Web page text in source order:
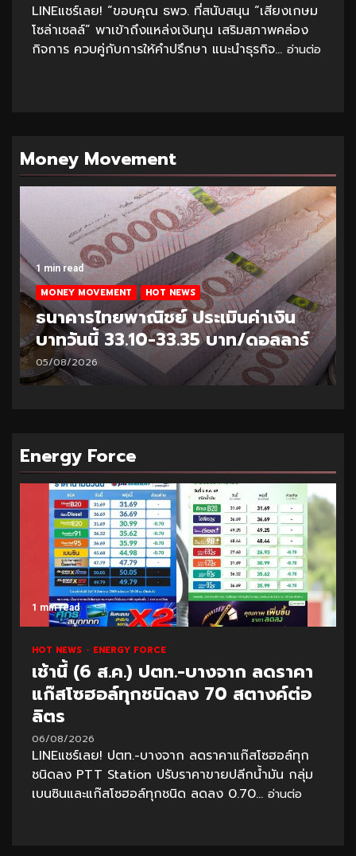
LINEแชร์เลย! “ขอบคุณ ธพว. ที่สนับสนุน “เสียงเกษม
โซล่าเซลล์” พาเข้าถึงแหล่งเงินทุน เสริมสภาพคล่อง
กิจการ ควบคู่กับการให้คำปรึกษา แนะนำธุรกิจ... อ่านต่อ
Money Movement
1 min read
MONEY MOVEMENT HOT NEWS
ธนาคารไทยพาณิชย์ ประเมินค่าเงิน
บาทวันนี้ 33.10-33.35 บาท/ดอลลาร์
05/08/2026
Energy Force
1 min read
HOT NEWS ENERGY FORCE
เช้านี้ (6 ส.ค.) ปตท.-บางจาก ลดราคา
แก๊สโซฮอล์ทุกชนิดลง 70 สตางค์ต่อ
ลิตร
06/08/2026
LINEแชร์เลย! ปตท.-บางจาก ลดราคาแก๊สโซฮอล์ทุก
ชนิดลง PTT Station ปรับราคาขายปลีกน้ำมัน กลุ่ม
เบนซินและแก๊สโซฮอล์ทุกชนิด ลดลง 0.70... อ่านต่อ